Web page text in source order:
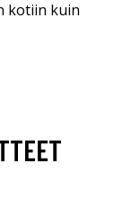
kotiin kuin